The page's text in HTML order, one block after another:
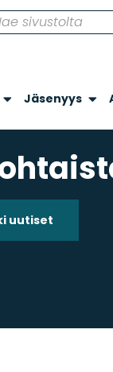
Jäsenyys
uutiset